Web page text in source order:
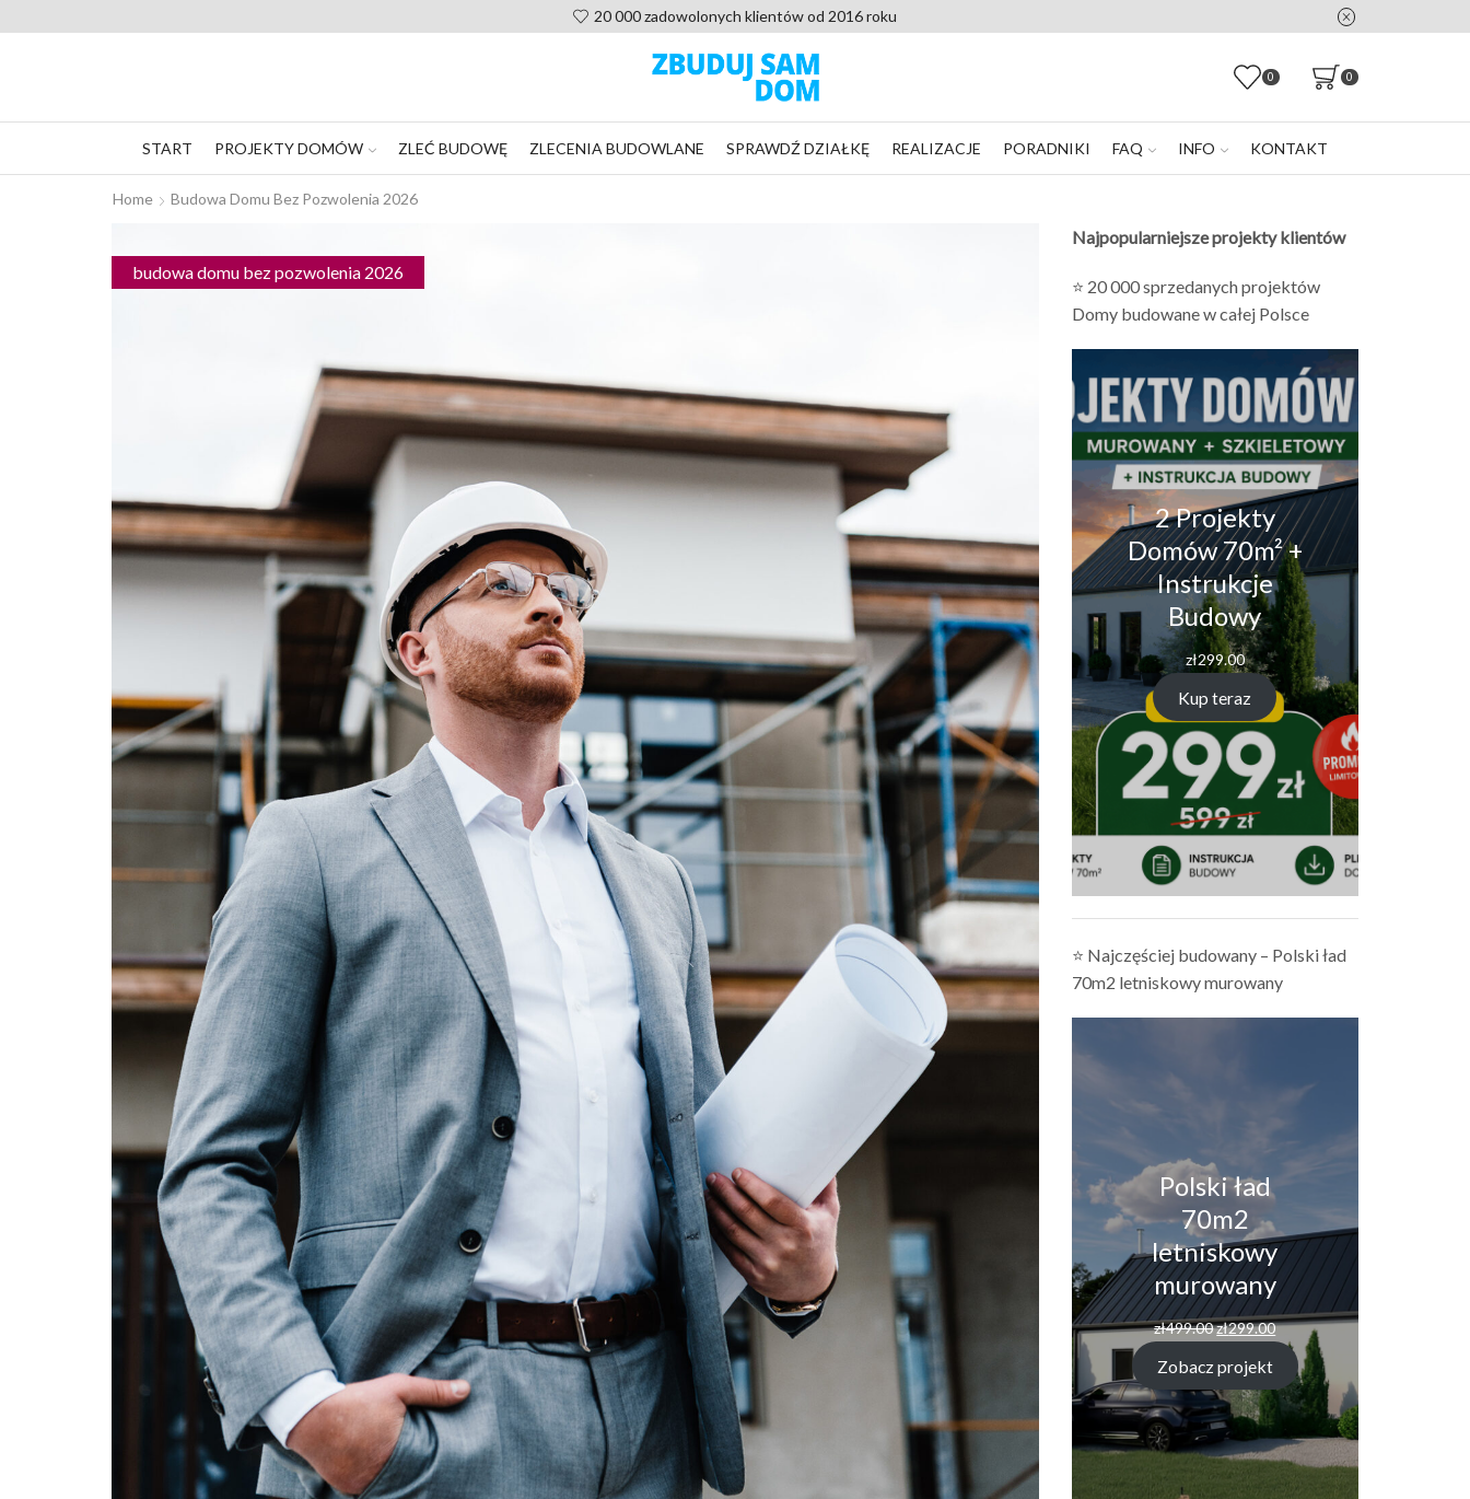
Pomoc po zakupie projektu, nie zostaniesz sam
0 0
START PROJEKTY DOMÓW ZLEĆ BUDOWĘ ZLECENIA BUDOWLANE SPRAWDŹ DZIAŁKĘ REALIZACJE PORADNIKI FAQ INFO KONTAKT
Home Budowa Domu Bez Pozwolenia 2026
budowa domu bez pozwolenia 2026
Najpopularniejsze projekty klientów
⭐ 20 000 sprzedanych projektów
Domy budowane w całej Polsce
2 Projekty
Domów 70m² +
Instrukcje
Budowy
zł299.00
Kup teraz
⭐ Najczęściej budowany – Polski ład
70m2 letniskowy murowany
Polski ład
70m2
letniskowy
murowany
zł499.00zł299.00
Zobacz projekt